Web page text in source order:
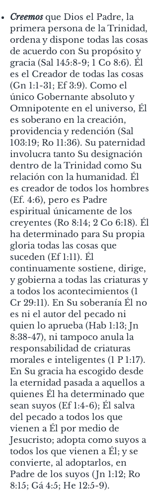
Creemosque Dios el Padre, la
primera persona de la Trinidad,
ordena y dispone todas las cosas
de acuerdo con Su propósito y
gracia (Sal 145:8-9; 1 Co 8:6). Él
es el Creador de todas las cosas
(Gn 1:1-31; Ef 3:9). Como el
único Gobernante absoluto y
Omnipotente en el universo, Él
es soberano en la creación,
providencia y redención (Sal
103:19; Ro 11:36). Su paternidad
involucra tanto Su designación
dentro de la Trinidad como Su
relación con la humanidad. Él
es creador de todos los hombres
(Ef. 4:6), pero es Padre
espiritual únicamente de los
creyentes (Ro 8:14; 2 Co 6:18). Él
ha determinado para Su propia
gloria todas las cosas que
suceden (Ef 1:11). Él
continuamente sostiene, dirige,
y gobierna a todas las criaturas y
a todos los acontecimientos (1
Cr 29:11). En Su soberanía Él no
es ni el autor del pecado ni
quien lo aprueba (Hab 1:13; Jn
8:38-47), ni tampoco anula la
responsabilidad de criaturas
morales e inteligentes (1 P 1:17).
En Su gracia ha escogido desde
la eternidad pasada a aquellos a
quienes Él ha determinado que
sean suyos (Ef 1:4-6); Él salva
del pecado a todos los que
vienen a Él por medio de
Jesucristo; adopta como suyos a
todos los que vienen a Él; y se
convierte, al adoptarlos, en
Padre de los suyos (Jn 1:12; Ro
8:15; Gá 4:5; He 12:5-9).